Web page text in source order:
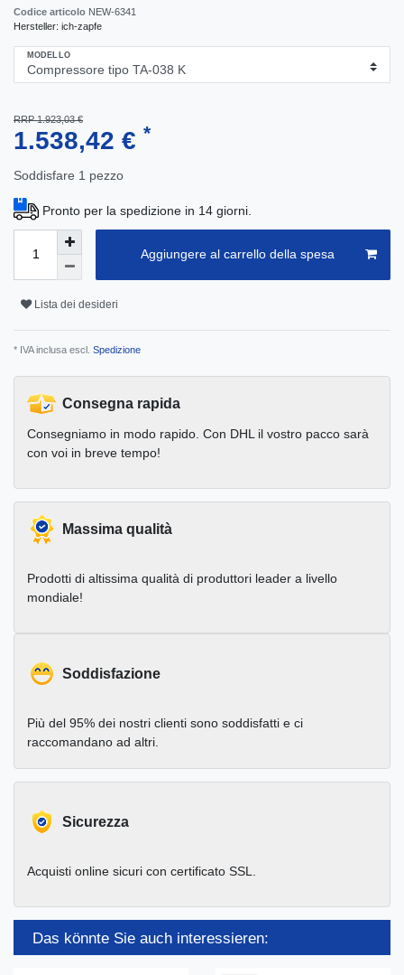
Codice articolo NEW-6341
Hersteller: ich-zapfe
MODELLO
RRP 1.923,03 €
1.538,42 € *
Soddisfare 1 pezzo
Pronto per la spedizione in 14 giorni.
Aggiungere al carrello della spesa
Lista dei desideri
* IVA inclusa escl. Spedizione
Consegna rapida
Consegniamo in modo rapido. Con DHL il vostro pacco sarà
con voi in breve tempo!
Massima qualità
Prodotti di altissima qualità di produttori leader a livello
mondiale!
Soddisfazione
Più del 95% dei nostri clienti sono soddisfatti e ci
raccomandano ad altri.
Sicurezza
Acquisti online sicuri con certificato SSL.
Das könnte Sie auch interessieren: